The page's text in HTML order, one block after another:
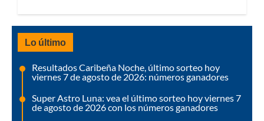
Lo último
Resultados Caribeña Noche, último sorteo hoy
viernes 7 de agosto de 2026: números ganadores
Super Astro Luna: vea el último sorteo hoy viernes 7
de agosto de 2026 con los números ganadores